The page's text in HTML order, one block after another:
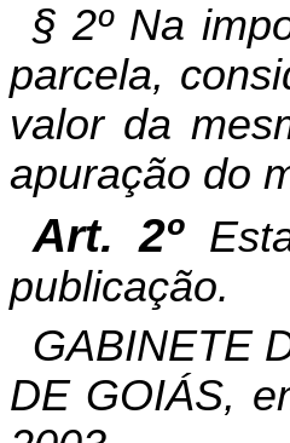
§ 2º Na
parcela,
valor da
apuração do
Art. 2º
publicação.
GABINETE
DE GOIÁS,